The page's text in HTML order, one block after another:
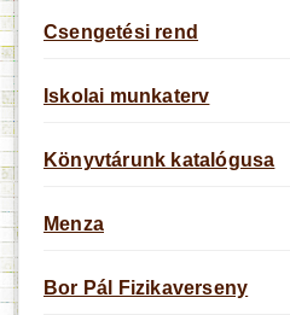
Csengetési rend
Iskolai munkaterv
Könyvtárunk katalógusa
Menza
Bor Pál Fizikaverseny